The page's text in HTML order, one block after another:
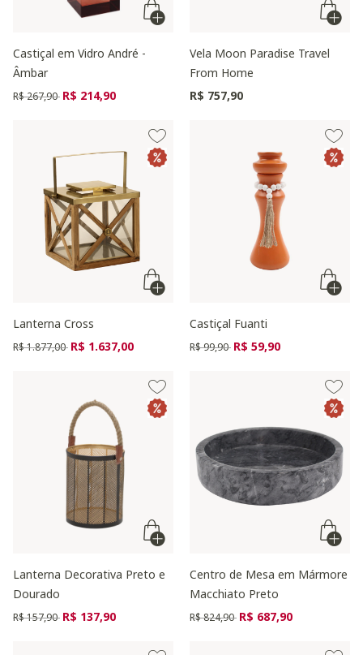
Castiçal em Vidro André -
Âmbar
Preço reduzido de
R$ 267,90 para
R$ 214,90
Vela Moon Paradise Travel
From Home
R$ 757,90
Lanterna Cross
Preço reduzido de
R$ 1.877,00 para
R$ 1.637,00
Castiçal Fuanti
Preço reduzido de
R$ 99,90 para
R$ 59,90
Lanterna Decorativa Preto e
Dourado
Preço reduzido de
R$ 157,90 para
R$ 137,90
Centro de Mesa em Mármore
Macchiato Preto
Preço reduzido de
R$ 824,90 para
R$ 687,90